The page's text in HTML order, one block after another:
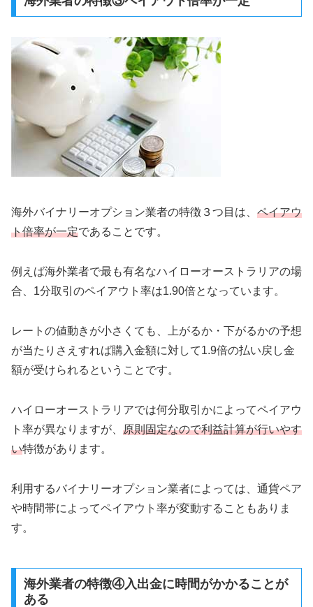
海外バイナリーオプション業者の特徴３つ目は、 ペイアウ
ト倍率が一定であることです。
例えば海外業者で最も有名なハイローオーストラリアの場
合、1分取引のペイアウト率は1.90倍となっています。
レートの値動きが小さくても、上がるか・下がるかの予想
が当たりさえすれば購入金額に対して1.9倍の払い戻し金
額が受けられるということです。
ハイローオーストラリアでは何分取引かによってペイアウ
ト率が異なりますが、 原則固定なので利益計算が行いやす
い特徴があります。
利用するバイナリーオプション業者によっては、通貨ペア
や時間帯によってペイアウト率が変動することもありま
す。
海外業者の特徴④入出金に時間がかかることが
ある